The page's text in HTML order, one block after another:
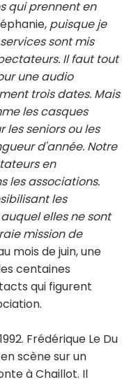
qui prennent en
puisque je
sont mis
Il faut tout
une audio
trois dates. Mais
les casques
les seniors ou les
d'année. Notre
en
les associations.
les
elles ne sont
mission de
mois de juin, une
centaines
qui figurent
Frédérique Le Du
scène sur un
à Chaillot. Il